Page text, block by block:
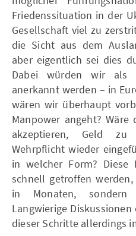
Friedenssituation in der
Gesellschaft viel zu
die Sicht aus dem
aber eigentlich sei dies
Dabei würden wir als
anerkannt werden – in
wären wir überhaupt
Manpower angeht?
akzeptieren, Geld
Wehrpflicht wieder
in welcher Form? Diese
schnell getroffen
in Monaten,
Langwierige
dieser Schritte allerdings